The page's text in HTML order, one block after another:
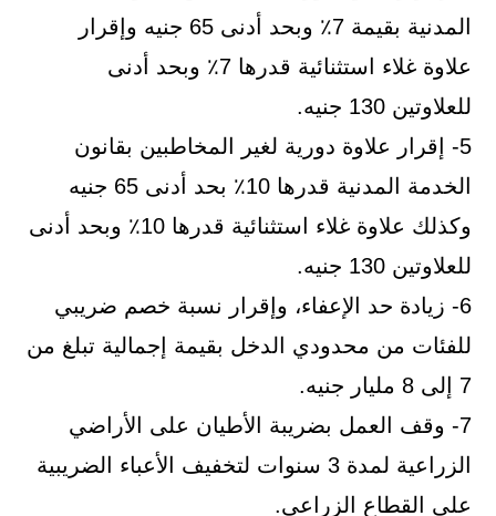
المدنية بقيمة 7٪ وبحد أدنى 65 جنيه وإقرار
علاوة غلاء استثنائية قدرها 7٪ وبحد أدنى
للعلاوتين 130 جنيه.
5- إقرار علاوة دورية لغير المخاطبين بقانون
الخدمة المدنية قدرها 10٪ بحد أدنى 65 جنيه
وكذلك علاوة غلاء استثنائية قدرها 10٪ وبحد أدنى
للعلاوتين 130 جنيه.
6- زيادة حد الإعفاء، وإقرار نسبة خصم ضريبي
للفئات من محدودي الدخل بقيمة إجمالية تبلغ من
7 إلى 8 مليار جنيه.
7- وقف العمل بضريبة الأطيان على الأراضي
الزراعية لمدة 3 سنوات لتخفيف الأعباء الضريبية
على القطاع الزراعي.